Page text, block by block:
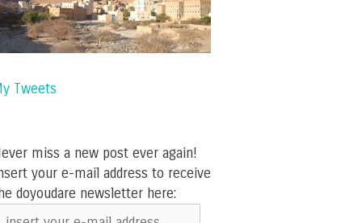
Tweets
miss a new post ever again!
your e-mail address to receive
doyoudare newsletter here:
insert